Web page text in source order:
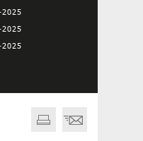
2025
2025
2025